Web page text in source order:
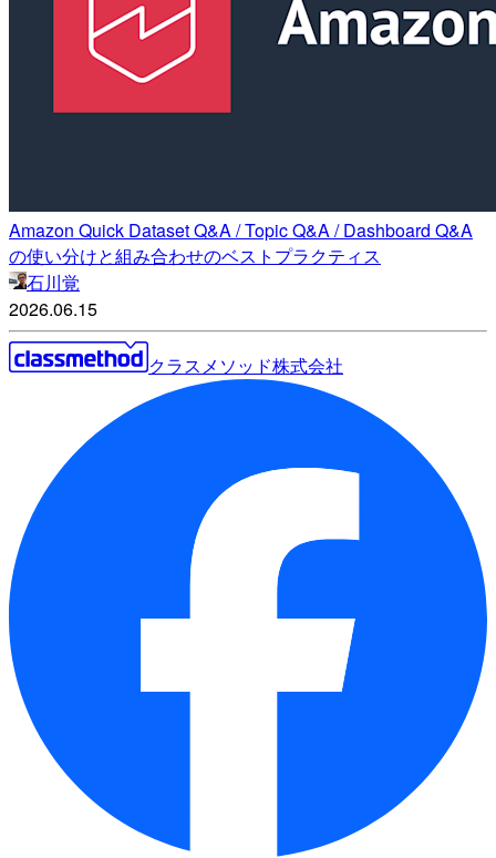
Amazon Quick Dataset Q&A / Topic Q&A / Dashboard Q&A
の使い分けと組み合わせのベストプラクティス
石川覚
2026.06.15
クラスメソッド株式会社